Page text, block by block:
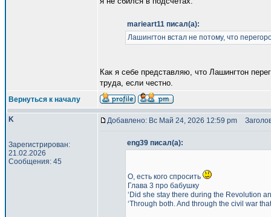
marieart11 писал(а):
Лашингтон встал не потому, что
Как я себе представляю, что Лашингтон
труда, если честно.
Вернуться к началу
K
Зарегистрирован:
21.02.2026
Сообщения: 45
Добавлено: Вс Май 24, 2026 12:59 pm
eng39 писал(а):
О, есть кого спросить
Глава 3 про бабушку
‘Did she stay there during the Revolution
‘Through both. And through the civil war